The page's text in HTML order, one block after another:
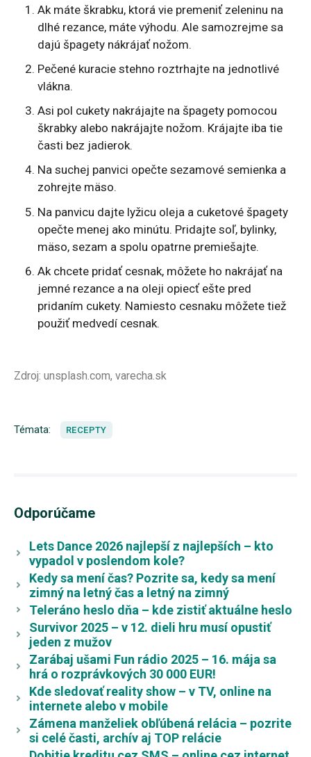
Ak máte škrabku, ktorá vie premeniť zeleninu na
dlhé rezance, máte výhodu. Ale samozrejme sa
dajú špagety nákrájať nožom.
Pečené kuracie stehno roztrhajte na jednotlivé
vlákna.
Asi pol cukety nakrájajte na špagety pomocou
škrabky alebo nakrájajte nožom. Krájajte iba tie
časti bez jadierok.
Na suchej panvici opečte sezamové semienka a
zohrejte mäso.
Na panvicu dajte lyžicu oleja a cuketové špagety
opečte menej ako minútu. Pridajte soľ, bylinky,
mäso, sezam a spolu opatrne premiešajte.
Ak chcete pridať cesnak, môžete ho nakrájať na
jemné rezance a na oleji opiecť ešte pred
pridaním cukety. Namiesto cesnaku môžete tiež
použiť medvedí cesnak.
Zdroj: unsplash.com, varecha.sk
Témata: RECEPTY
Odporúčame
Lets Dance 2026 najlepší z najlepších – kto
vypadol v poslendom kole?
Kedy sa mení čas? Pozrite sa, kedy sa mení
zimný na letný čas a letný na zimný
Teleráno heslo dňa – kde zistiť aktuálne heslo
Survivor 2025 – v 12. dieli hru musí opustiť
jeden z mužov
Zarábaj ušami Fun rádio 2025 – 16. mája sa
hrá o rozprávkových 30 000 EUR!
Kde sledovať reality show – v TV, online na
internete alebo v mobile
Zámena manželiek obľúbená relácia – pozrite
si celé časti, archív aj TOP relácie